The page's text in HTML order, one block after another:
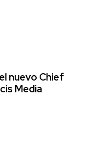
nuevo Chief
Media